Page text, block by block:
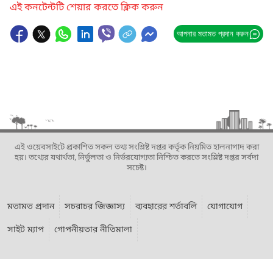
এই কনটেন্টটি শেয়ার করতে ক্লিক করুন
আপনার মতামত প্রদান করুন
এই ওয়েবসাইটে প্রকাশিত সকল তথ্য সংশ্লিষ্ট দপ্তর কর্তৃক নিয়মিত হালনাগাদ করা
হয়। তথ্যের যথার্থতা, নির্ভুলতা ও নির্ভরযোগ্যতা নিশ্চিত করতে সংশ্লিষ্ট দপ্তর সর্বদা
সচেষ্ট।
মতামত প্রদান সচরাচর জিজ্ঞাস্য ব্যবহারের শর্তাবলি
যোগাযোগ
সাইট ম্যাপ
গোপনীয়তার নীতিমালা